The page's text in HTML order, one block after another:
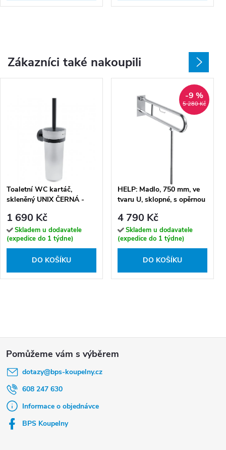
Zákazníci také nakoupili
Toaletní WC kartáč,
skleněný UNIX ČERNÁ -
1 690 Kč
Skladem u dodavatele
(expedice do 1 týdne)
DO KOŠÍKU
5 280 Kč
-9 %
HELP: Madlo, 750 mm, ve
tvaru U, sklopné, s opěrnou
krytkou, nerez, lesk -
301407301N
4 790 Kč
Skladem u dodavatele
(expedice do 1 týdne)
DO KOŠÍKU
dotazy@bps-koupelny.cz
608 247 630
Informace o objednávce
BPS Koupelny